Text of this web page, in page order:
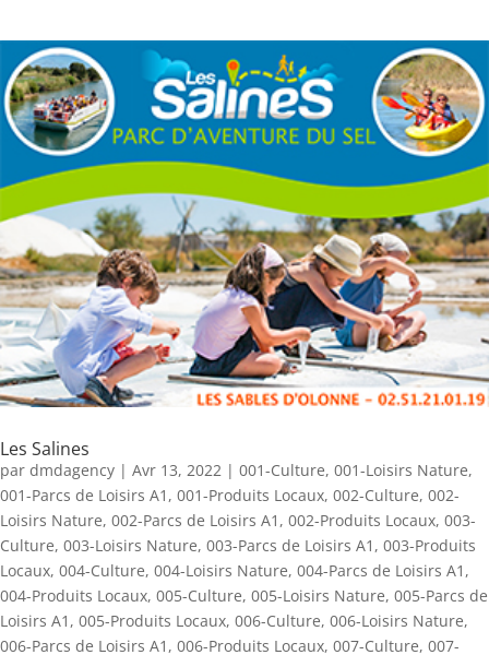
Les Salines
par dmdagency | Avr 13, 2022 | 001-Culture, 001-Loisirs Nature,
001-Parcs de Loisirs A1 , 001-Produits Locaux, 002-Culture, 002-
Loisirs Nature, 002-Parcs de Loisirs A1 , 002-Produits Locaux, 003-
Culture, 003-Loisirs Nature, 003-Parcs de Loisirs A1 , 003-Produits
Locaux, 004-Culture, 004-Loisirs Nature, 004-Parcs de Loisirs A1 ,
004-Produits Locaux, 005-Culture, 005-Loisirs Nature, 005-Parcs de
Loisirs A1 , 005-Produits Locaux, 006-Culture, 006-Loisirs Nature,
006-Parcs de Loisirs A1 , 006-Produits Locaux, 007-Culture, 007-